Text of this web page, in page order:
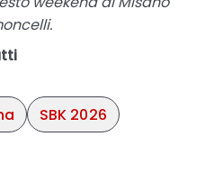
SBK 2026